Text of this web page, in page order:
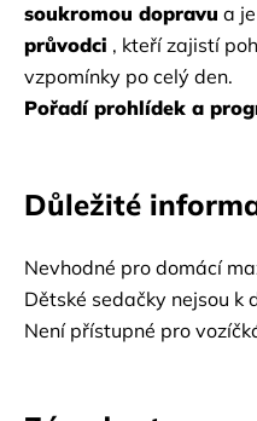
soukromou dopravu a
průvodci , kteří zajistí
vzpomínky po celý den.
Pořadí prohlídek a
Důležité
Nevhodné pro domácí
Dětské sedačky nejsou k
Není přístupné pro